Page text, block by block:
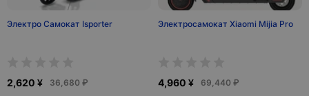
Электро Самокат Isporter
2,620 ¥ 36,680 ₽
Электросамокат Xiaomi Mijia Pro
4,960 ¥ 69,440 ₽